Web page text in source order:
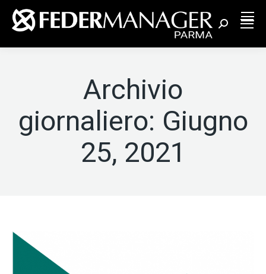
Cerca:
Archivio
giornaliero: Giugno
25, 2021